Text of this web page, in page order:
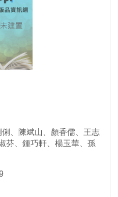
、陳斌山、顏香儒、王志
芬、鍾巧軒、楊玉華、孫